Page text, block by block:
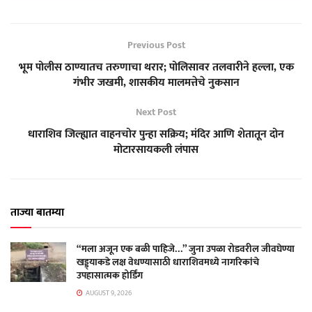
Previous Post
भूम पोलीस ठाण्यातच तरुणाचा थरार; पोलिसावर तलवारीने हल्ला, एक
गंभीर जखमी, शासकीय मालमत्तेचे नुकसान
Next Post
धाराशिव जिल्ह्यात वाहनचोर पुन्हा सक्रिय; मंदिर आणि शेतातून दोन
मोटारसायकली लंपास
ताज्या बातम्या
“मला अजून एक बळी पाहिजे…” जुना उपळा रोडवरील जीवघेण्या
खड्ड्याकडे लक्ष वेधण्यासाठी धाराशिवमध्ये नागरिकांचे
उपहासात्मक होर्डिंग
AUGUST 9, 2026